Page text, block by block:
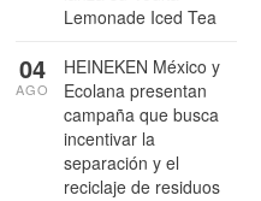
Lemonade Iced Tea
HEINEKEN México y
Ecolana presentan
campaña que busca
incentivar la
separación y el
reciclaje de residuos
04
AGO